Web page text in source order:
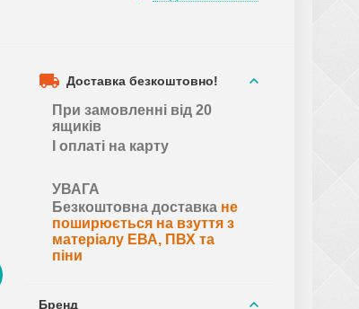
Доставка безкоштовно!
При замовленні від 20
ящиків
І оплаті на карту
УВАГА
Безкоштовна доставка не
поширюється на взуття з
матеріалу ЕВА, ПВХ та
піни
Бренд